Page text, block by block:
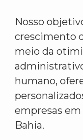
Nosso
crescimento
meio da
humano,
empresas em
Bahia.